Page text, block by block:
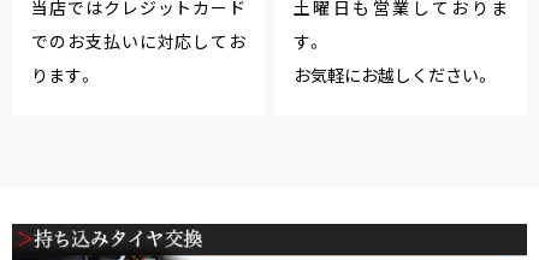
当店ではクレジットカード
でのお支払いに対応してお
ります。
土曜日も営業しておりま
す。
お気軽にお越しください。